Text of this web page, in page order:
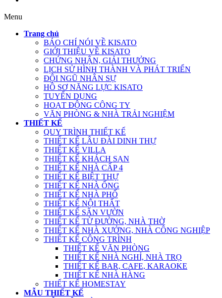
Menu
Trang chủ
BÁO CHÍ NÓI VỀ KISATO
GIỚI THIỆU VỀ KISATO
CHỨNG NHẬN, GIẢI THƯỞNG
LỊCH SỬ HÌNH THÀNH VÀ PHÁT TRIỂN
ĐỘI NGŨ NHÂN SỰ
HỒ SƠ NĂNG LỰC KISATO
TUYỂN DỤNG
HOẠT ĐỘNG CÔNG TY
VĂN PHÒNG & NHÀ TRẢI NGHIỆM
THIẾT KẾ
QUY TRÌNH THIẾT KẾ
THIẾT KẾ LÂU ĐÀI DINH THỰ
THIẾT KẾ VILLA
THIẾT KẾ KHÁCH SẠN
THIẾT KẾ NHÀ CẤP 4
THIẾT KẾ BIỆT THỰ
THIẾT KẾ NHÀ ỐNG
THIẾT KẾ NHÀ PHỐ
THIẾT KẾ NỘI THẤT
THIẾT KẾ SÂN VƯỜN
THIẾT KẾ TỪ ĐƯỜNG, NHÀ THỜ
THIẾT KẾ NHÀ XƯỞNG, NHÀ CÔNG NGHIỆP
THIẾT KẾ CÔNG TRÌNH
THIẾT KẾ VĂN PHÒNG
THIẾT KẾ NHÀ NGHỈ, NHÀ TRỌ
THIẾT KẾ BAR, CAFE, KARAOKE
THIẾT KẾ NHÀ HÀNG
THIẾT KẾ HOMESTAY
MẪU THIẾT KẾ